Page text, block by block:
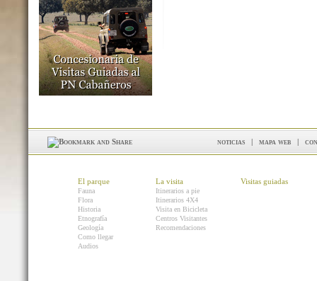
noticias | mapa web |
El parque
Fauna
Flora
Historia
Etnografía
Geología
Como llegar
Audios
La visita
Itinerarios a pie
Itinerarios 4X4
Visita en Bicicleta
Centros Visitantes
Recomendaciones
Visitas guiadas